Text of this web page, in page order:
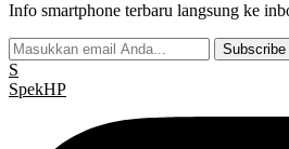
Info smartphone terbaru langsung ke
Subscribe
S
SpekHP